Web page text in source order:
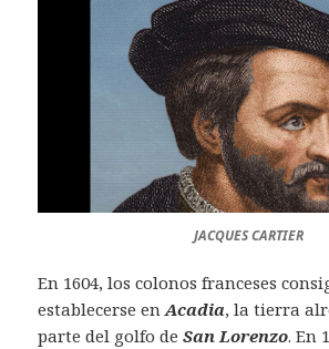
JACQUES CARTIER
En 1604, los colonos franceses
establecerse enAcadia, la tierra
parte del golfo deSan Lorenzo. En